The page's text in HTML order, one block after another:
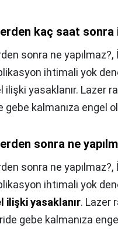
kaç saat
sonra ne
ihtimali yok
ilişki yasaklanır. Lazer
gebe kalmanıza engel
sonra ne
sonra ne yapılmaz?,
ihtimali yok
ilişki yasaklanır. Lazer
gebe kalmanıza